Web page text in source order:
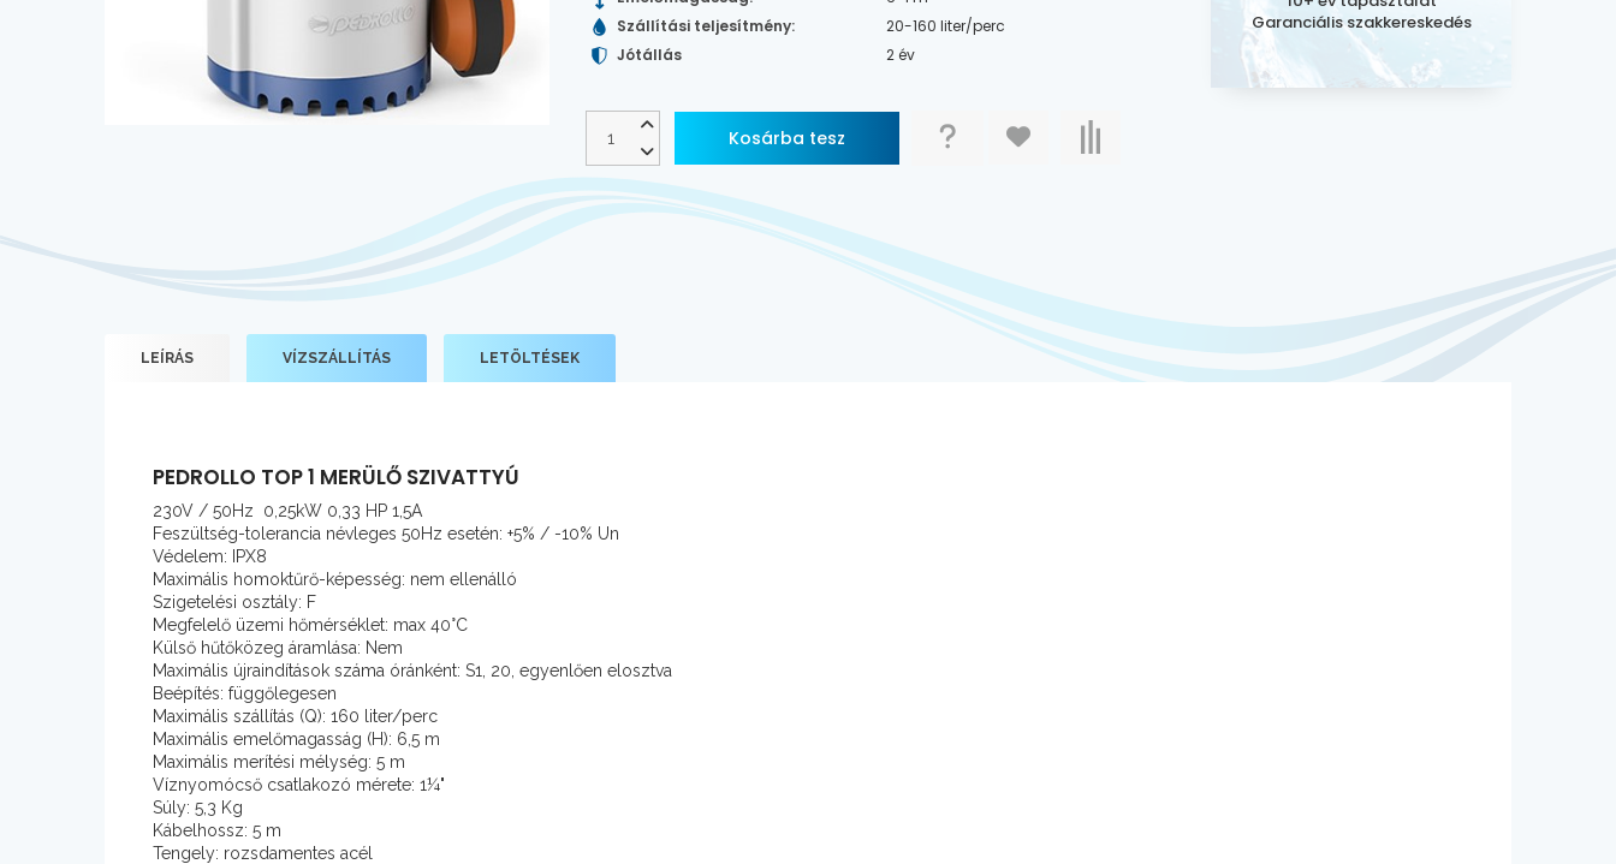
Szállítási teljesítmény:
20-160 liter/perc
Jótállás
2 év
Garanciális szakkereskedés
LEÍRÁS VÍZSZÁLLÍTÁS LETÖLTÉSEK
PEDROLLO TOP 1 MERÜLŐ SZIVATTYÚ
230V / 50Hz 0,25kW 0,33 HP 1,5A
Feszültség-tolerancia névleges 50Hz esetén: +5% / -10% Un
Védelem: IPX8
Maximális homoktűrő-képesség: nem ellenálló
Szigetelési osztály: F
Megfelelő üzemi hőmérséklet: max 40°C
Külső hűtőközeg áramlása: Nem
Maximális újraindítások száma óránként: S1, 20, egyenlően elosztva
Beépítés: függőlegesen
Maximális szállítás (Q): 160 liter/perc
Maximális emelőmagasság (H): 6,5 m
Maximális merítési mélység: 5 m
Víznyomócső csatlakozó mérete: 1¼"
Súly: 5,3 Kg
Kábelhossz: 5 m
Tengely: rozsdamentes acél